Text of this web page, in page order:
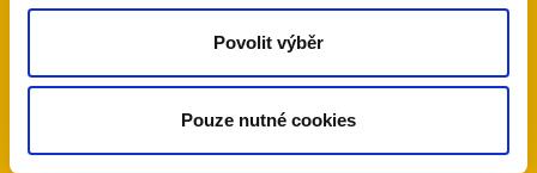
Povolit výběr
Pouze nutné cookies
Po celém světě
500 000
uživatelů MyJablotron